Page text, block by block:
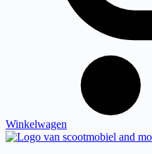
Winkelwagen